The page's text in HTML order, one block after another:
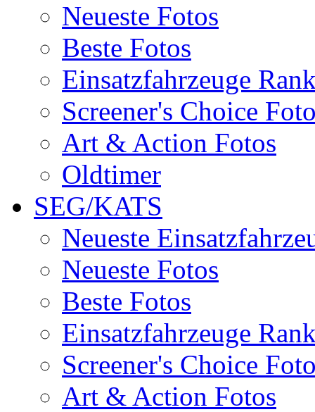
Neueste Fotos
Beste Fotos
Einsatzfahrzeuge
Screener's Choice
Art & Action Fotos
Oldtimer
SEG/KATS
Neueste
Neueste Fotos
Beste Fotos
Einsatzfahrzeuge
Screener's Choice
Art & Action Fotos